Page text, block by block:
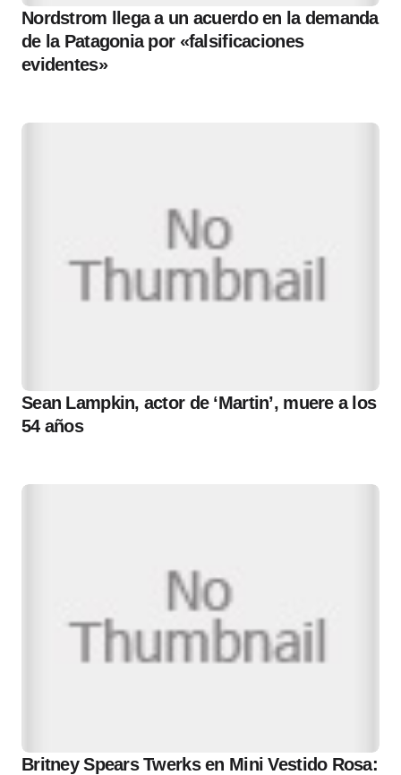
Nordstrom llega a un acuerdo en la demanda
de la Patagonia por «falsificaciones
evidentes»
Sean Lampkin, actor de ‘Martin’, muere a los
54 años
Britney Spears Twerks en Mini Vestido Rosa: